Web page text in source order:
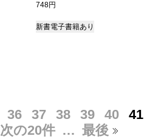
748円
新書電子書籍あり
36 37 38 39 40
41
次の20件 … 最後